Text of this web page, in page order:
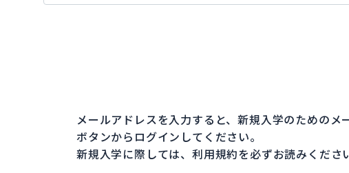
メールアドレスを入力すると、新規入学のための
ボタンからログインしてください。
新規入学に際しては、利用規約を必ずお読みくださ